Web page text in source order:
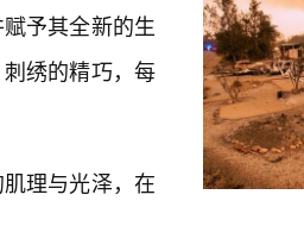
予其全新的生
绣的精巧，每
理与光泽，在